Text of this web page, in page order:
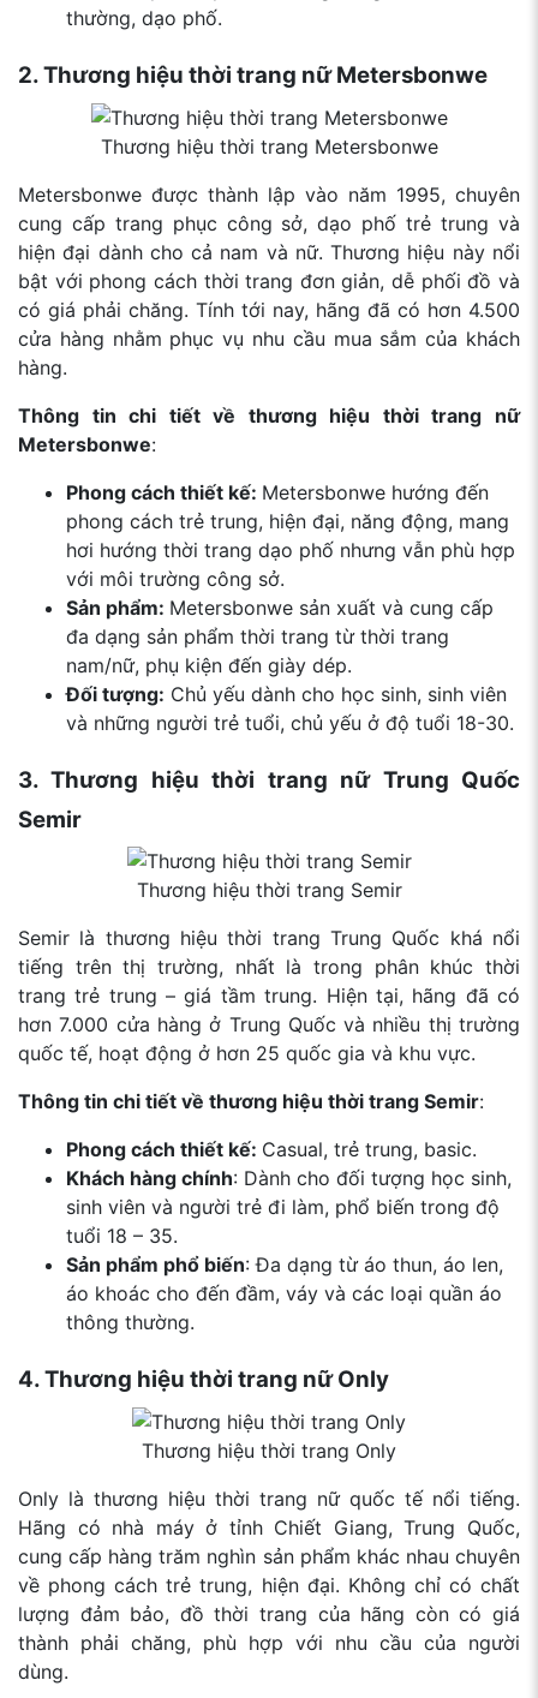
thường, dạo phố.
2. Thương hiệu thời trang nữ Metersbonwe
Thương hiệu thời trang Metersbonwe
Metersbonwe được thành lập vào năm 1995, chuyên
cung cấp trang phục công sở, dạo phố trẻ trung và
hiện đại dành cho cả nam và nữ. Thương hiệu này nổi
bật với phong cách thời trang đơn giản, dễ phối đồ và
có giá phải chăng. Tính tới nay, hãng đã có hơn 4.500
cửa hàng nhằm phục vụ nhu cầu mua sắm của khách
hàng.
Thông tin chi tiết về thương hiệu thời trang nữ
Metersbonwe:
Phong cách thiết kế: Metersbonwe hướng đến
phong cách trẻ trung, hiện đại, năng động, mang
hơi hướng thời trang dạo phố nhưng vẫn phù hợp
với môi trường công sở.
Sản phẩm: Metersbonwe sản xuất và cung cấp
đa dạng sản phẩm thời trang từ thời trang
nam/nữ, phụ kiện đến giày dép.
Đối tượng: Chủ yếu dành cho học sinh, sinh viên
và những người trẻ tuổi, chủ yếu ở độ tuổi 18-30.
3. Thương hiệu thời trang nữ Trung Quốc
Semir
Thương hiệu thời trang Semir
Semir là thương hiệu thời trang Trung Quốc khá nổi
tiếng trên thị trường, nhất là trong phân khúc thời
trang trẻ trung – giá tầm trung. Hiện tại, hãng đã có
hơn 7.000 cửa hàng ở Trung Quốc và nhiều thị trường
quốc tế, hoạt động ở hơn 25 quốc gia và khu vực.
Thông tin chi tiết về thương hiệu thời trang Semir:
Phong cách thiết kế: Casual, trẻ trung, basic.
Khách hàng chính: Dành cho đối tượng học sinh,
sinh viên và người trẻ đi làm, phổ biến trong độ
tuổi 18 – 35.
Sản phẩm phổ biến: Đa dạng từ áo thun, áo len,
áo khoác cho đến đầm, váy và các loại quần áo
thông thường.
4. Thương hiệu thời trang nữ Only
Thương hiệu thời trang Only
Only là thương hiệu thời trang nữ quốc tế nổi tiếng.
Hãng có nhà máy ở tỉnh Chiết Giang, Trung Quốc,
cung cấp hàng trăm nghìn sản phẩm khác nhau chuyên
về phong cách trẻ trung, hiện đại. Không chỉ có chất
lượng đảm bảo, đồ thời trang của hãng còn có giá
thành phải chăng, phù hợp với nhu cầu của người
dùng.